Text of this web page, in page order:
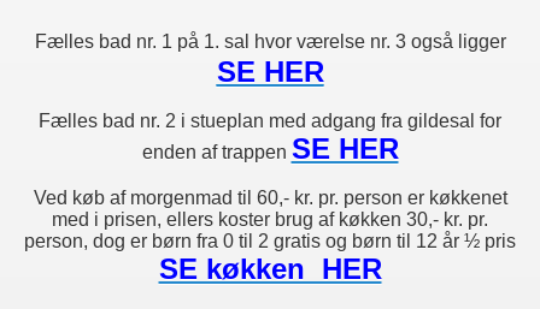
Fælles bad nr. 1 på 1. sal hvor værelse nr. 3 også ligger
SE HER
Fælles bad nr. 2 i stueplan med adgang fra gildesal for
enden af trappen SE HER
Ved køb af morgenmad til 60,- kr. pr. person er køkkenet
med i prisen, ellers koster brug af køkken 30,- kr. pr.
person, dog er børn fra 0 til 2 gratis og børn til 12 år ½ pris
SE køkken HER